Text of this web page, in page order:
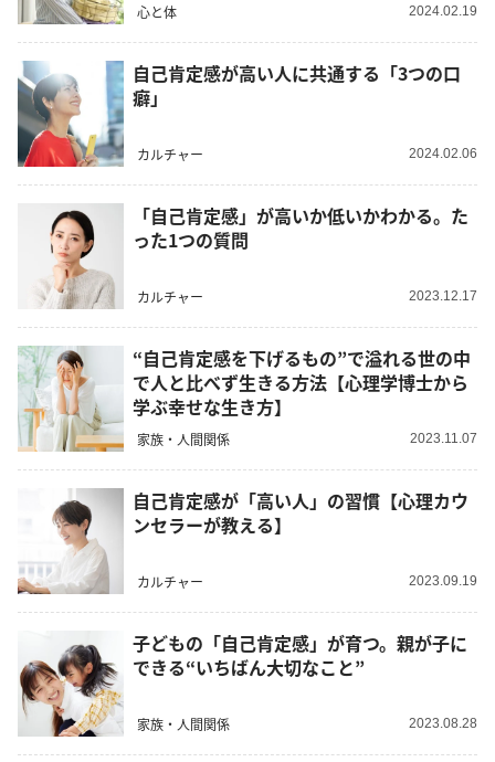
心と体 2024.02.19
自己肯定感が高い人に共通する「3つの口
癖」
カルチャー 2024.02.06
「自己肯定感」が高いか低いかわかる。た
った1つの質問
カルチャー 2023.12.17
“自己肯定感を下げるもの”で溢れる世の中
で人と比べず生きる方法【心理学博士から
学ぶ幸せな生き方】
家族・人間関係 2023.11.07
自己肯定感が「高い人」の習慣【心理カウ
ンセラーが教える】
カルチャー 2023.09.19
子どもの「自己肯定感」が育つ。親が子に
できる“いちばん大切なこと”
家族・人間関係 2023.08.28